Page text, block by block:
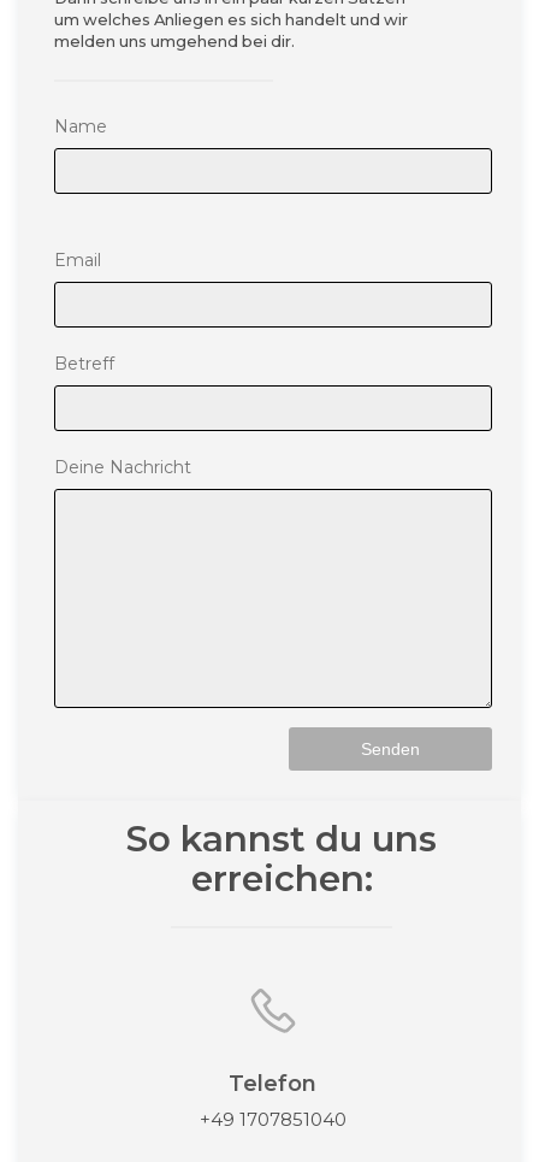
um welches Anliegen es sich handelt und wir
melden uns umgehend bei dir.
Name
Please leave this field empty.
Email
Betreff
Deine Nachricht
So kannst du uns
erreichen:
Telefon
+49 1707851040